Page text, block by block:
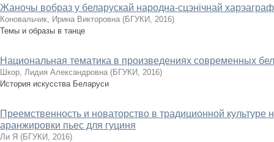
Жаночы вобраз у беларускай народна-сцэнічнай
Коновальчик, Ирина Викторовна (БГУКИ, 2016)
Темы и образы в танце
Национальная тематика в произведениях современных
Шкор, Лидия Александровна (БГУКИ, 2016)
История искусства Беларуси
Преемственность и новаторство в традиционной
аранжировки пьес для гуциня
Ли Я (БГУКИ, 2016)